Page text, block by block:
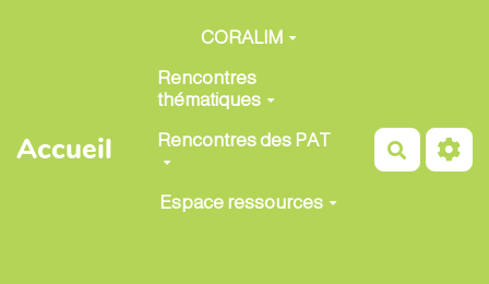
Aller au contenu principal
Accueil
CORALIM
Rencontres
thématiques
Rencontres des PAT
Espace ressources